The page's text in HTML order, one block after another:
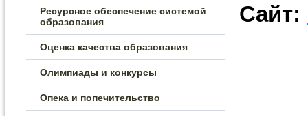
Ресурсное обеспечение системой
образования
Оценка качества образования
Олимпиады и конкурсы
Опека и попечительство
Сайт: